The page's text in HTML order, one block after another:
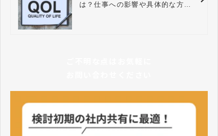
は？仕事への影響や具体的な方法